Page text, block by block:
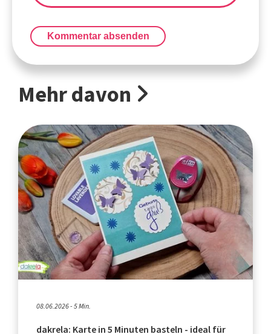
Kommentar absenden
Mehr davon
08.06.2026 - 5 Min.
dakrela: Karte in 5 Minuten basteln - ideal für